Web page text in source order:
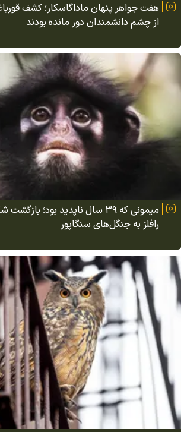
هفت جواهر پنهان ماداگاسکار؛ کشف
از چشم دانشمندان دور مانده بودند
میمونی که ۳۹ سال ناپدید بود؛
رافلز به جنگل‌های سنگاپور